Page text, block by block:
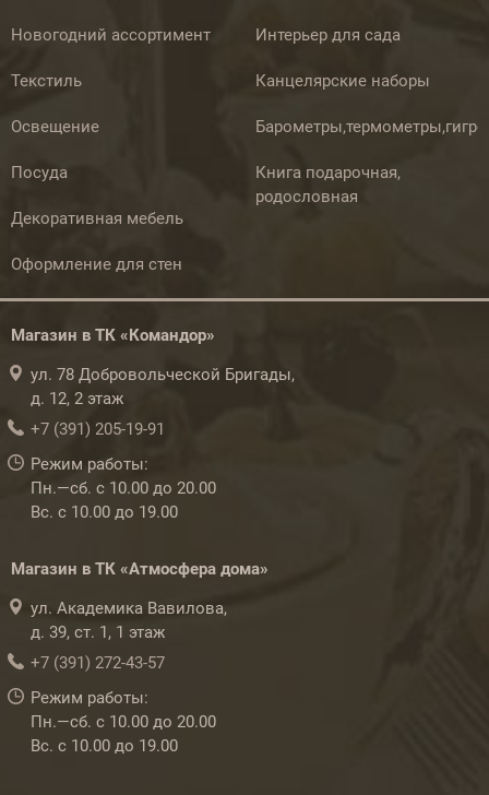
Новогодний ассортимент
Текстиль
Освещение
Посуда
Декоративная мебель
Оформление для стен
Интерьер для сада
Канцелярские наборы
Книга подарочная,
родословная
Магазин в ТК «Командор»
ул. 78 Добровольческой Бригады,
д. 12, 2 этаж
+7 (391) 205-19-91
Режим работы:
Пн.—сб. с 10.00 до 20.00
Вс. с 10.00 до 19.00
Магазин в ТК «Атмосфера дома»
ул. Академика Вавилова,
д. 39, ст. 1, 1 этаж
+7 (391) 272-43-57
Режим работы:
Пн.—сб. с 10.00 до 20.00
Вс. с 10.00 до 19.00